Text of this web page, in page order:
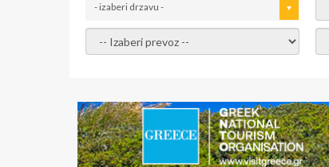
- izaberi drzavu -
- izaberi prevoz -